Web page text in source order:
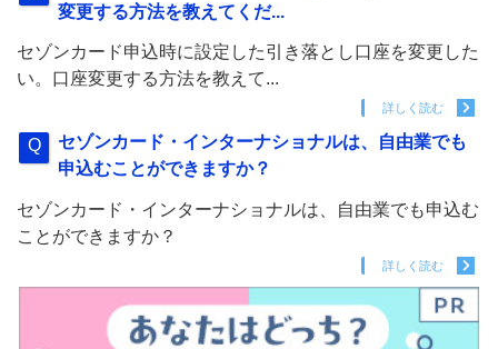
変更する方法を教えてくだ...
セゾンカード申込時に設定した引き落とし口座を変更した
い。口座変更する方法を教えて...
詳しく読む
セゾンカード・インターナショナルは、自由業でも
申込むことができますか？
セゾンカード・インターナショナルは、自由業でも申込む
ことができますか？
詳しく読む